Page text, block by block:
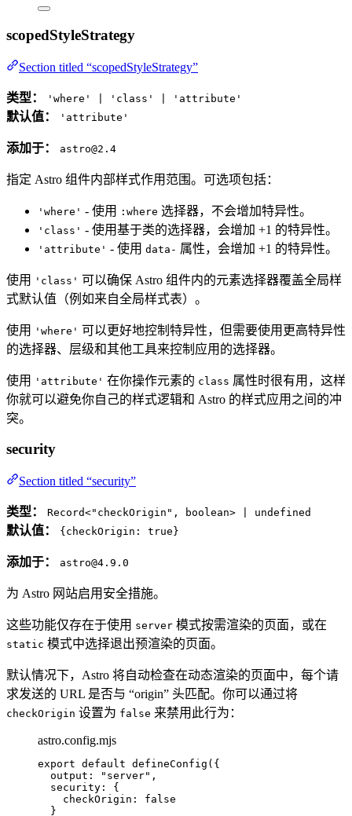
scopedStyleStrategy
Section titled “scopedStyleStrategy”
类型： 'where' | 'class' | 'attribute'
默认值： 'attribute'
添加于： astro@2.4
指定 Astro 组件内部样式作用范围。可选项包括：
'where' - 使用 :where 选择器，不会增加特异性。
'class' - 使用基于类的选择器，会增加 +1 的特异性。
'attribute' - 使用 data- 属性，会增加 +1 的特异性。
使用 'class' 可以确保 Astro 组件内的元素选择器覆盖全局样
式默认值（例如来自全局样式表）。
使用 'where' 可以更好地控制特异性，但需要使用更高特异性
的选择器、层级和其他工具来控制应用的选择器。
使用 'attribute' 在你操作元素的 class 属性时很有用，这样
你就可以避免你自己的样式逻辑和 Astro 的样式应用之间的冲
突。
security
Section titled “security”
类型： Record<"checkOrigin", boolean> | undefined
默认值： {checkOrigin: true}
添加于： astro@4.9.0
为 Astro 网站启用安全措施。
这些功能仅存在于使用 server 模式按需渲染的页面，或在
static 模式中选择退出预渲染的页面。
默认情况下，Astro 将自动检查在动态渲染的页面中，每个请
求发送的 URL 是否与 “origin” 头匹配。你可以通过将
checkOrigin 设置为 false 来禁用此行为：
astro.config.mjs
export default defineConfig ({
output:
" server" ,
security: {
checkOrigin: false
}